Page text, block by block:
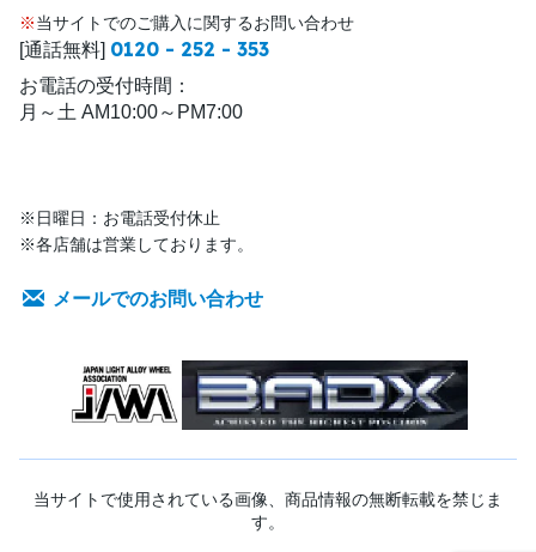
※当サイトでのご購入に関するお問い合わせ
[通話無料] 0120 - 252 - 353
お電話の受付時間：
月～土 AM10:00～PM7:00
※日曜日：お電話受付休止
※各店舗は営業しております。
メールでのお問い合わせ
当サイトで使用されている画像、商品情報の無断転載を禁じま
す。